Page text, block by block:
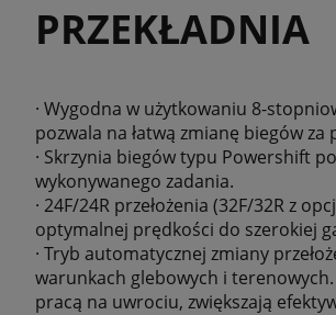
PRZEKŁADNIA
· Wygodna w użytkowaniu 8-
pozwala na łatwą zmianę biegów
· Skrzynia biegów typu Powershift
wykonywanego zadania.
· 24F/24R przełożenia (32F/32R z
optymalnej prędkości do szerokiej
· Tryb automatycznej zmiany
warunkach glebowych i
pracą na uwrociu, zwiększają